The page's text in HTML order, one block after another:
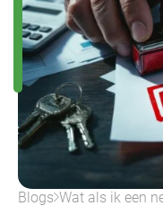
Blogs Wat als ik een